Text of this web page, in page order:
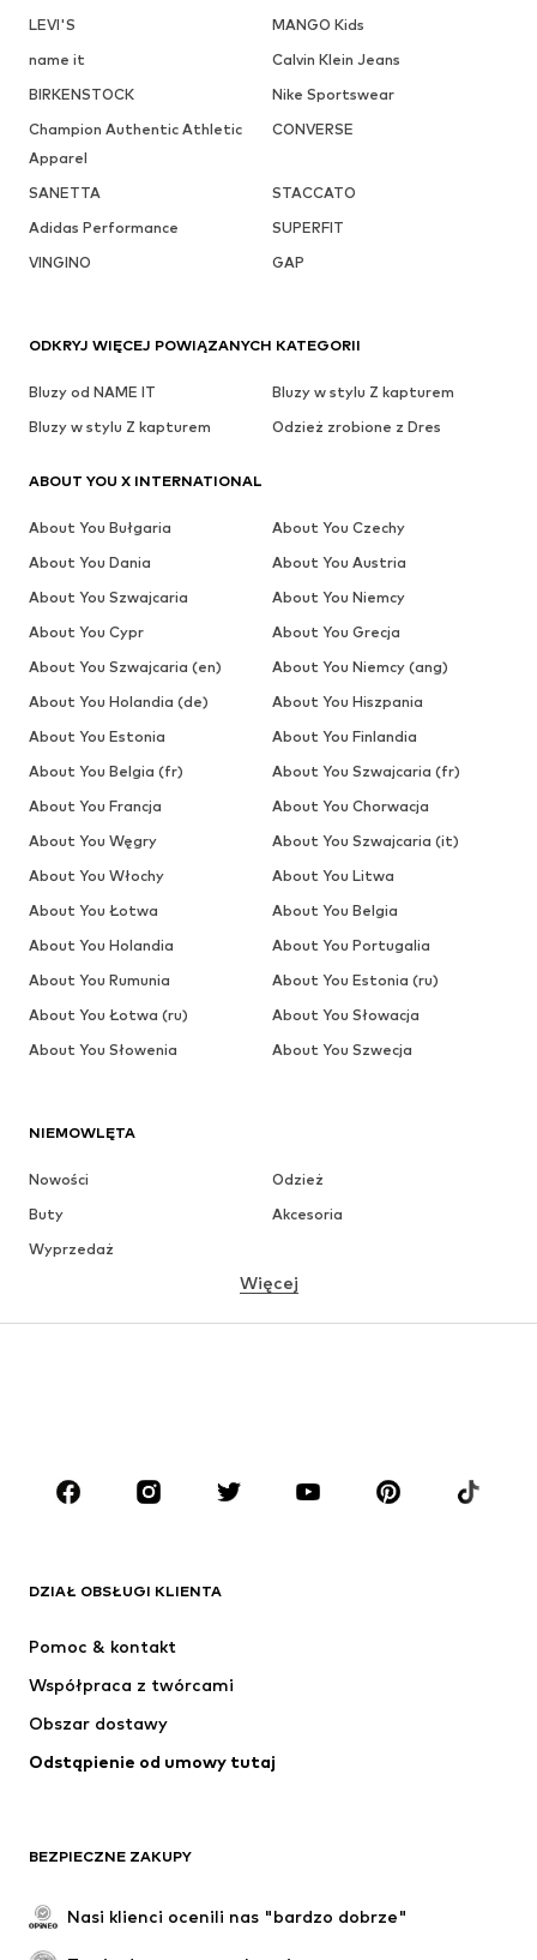
LEVI'S
MANGO Kids
name it
Calvin Klein Jeans
BIRKENSTOCK
Nike Sportswear
Champion Authentic Athletic
Apparel
CONVERSE
SANETTA
STACCATO
Adidas Performance
SUPERFIT
VINGINO
GAP
NIEMOWLĘTA
Nowości
Odzież
Buty
Akcesoria
Wyprzedaż
MARKI
Next
ADIDAS PERFORMANCE
Więcej
DZIAŁ OBSŁUGI KLIENTA
Pomoc & kontakt
Współpraca z twórcami
Obszar dostawy
Odstąpienie od umowy tutaj
BEZPIECZNE ZAKUPY
Nasi klienci ocenili nas "bardzo dobrze"
ODKRYJ WIĘCEJ POWIĄZANYCH KATEGORII
Bluzy od NAME IT
Bluzy w stylu Z kapturem
Bluzy w stylu Z kapturem
Odzież zrobione z Dres
ABOUT YOU X INTERNATIONAL
About You Bułgaria
About You Czechy
About You Dania
About You Austria
About You Szwajcaria
About You Niemcy
About You Cypr
About You Grecja
About You Szwajcaria (en)
About You Niemcy (ang)
About You Holandia (de)
About You Hiszpania
About You Estonia
About You Finlandia
About You Belgia (fr)
About You Szwajcaria (fr)
About You Francja
About You Chorwacja
About You Węgry
About You Szwajcaria (it)
About You Włochy
About You Litwa
About You Łotwa
About You Belgia
About You Holandia
About You Portugalia
About You Rumunia
About You Estonia (ru)
About You Łotwa (ru)
About You Słowacja
About You Słowenia
About You Szwecja